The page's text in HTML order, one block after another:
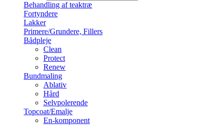
Behandling af teaktræ
Fortyndere
Lakker
Primere/Grundere, Fillers
Bådpleje
Clean
Protect
Renew
Bundmaling
Ablativ
Hård
Selvpolerende
Topcoat/Emalje
En-komponent